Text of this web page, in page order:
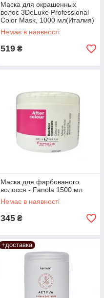
Маска для окрашенных
волос 3DeLuxe Professional
Color Mask, 1000 мл(Италия)
Немає в наявності
519 ₴
Маска для фарбованого
волосся - Fanola 1500 мл
Немає в наявності
345 ₴
+доставка